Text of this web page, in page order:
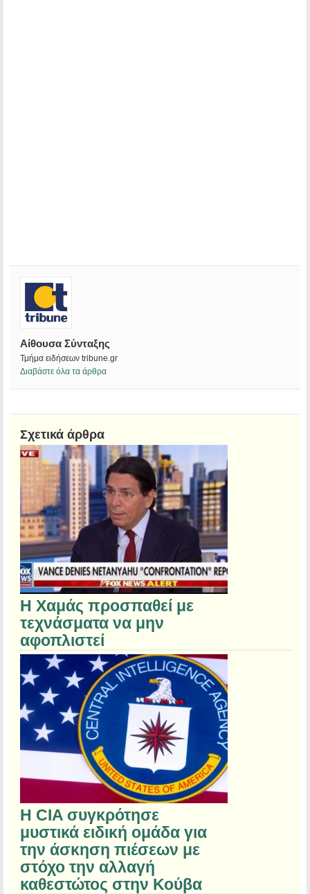
Αίθουσα Σύνταξης
Τμήμα ειδήσεων tribune.gr
Διαβάστε όλα τα άρθρα
Σχετικά άρθρα
Η Χαμάς προσπαθεί με
τεχνάσματα να μην
αφοπλιστεί
Η CIA συγκρότησε
μυστικά ειδική ομάδα για
την άσκηση πιέσεων με
στόχο την αλλαγή
καθεστώτος στην Κούβα